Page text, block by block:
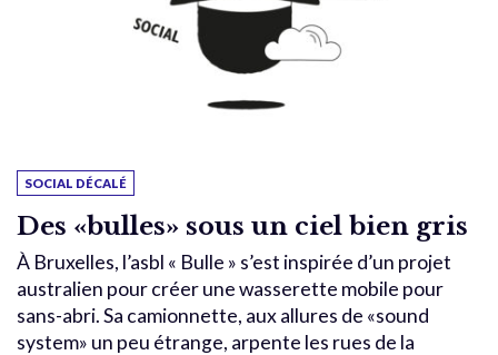
SOCIAL DÉCALÉ
Des «bulles» sous un ciel bien gris
À Bruxelles, l’asbl « Bulle » s’est inspirée d’un projet
australien pour créer une wasserette mobile pour
sans-abri. Sa camionnette, aux allures de «sound
system» un peu étrange, arpente les rues de la